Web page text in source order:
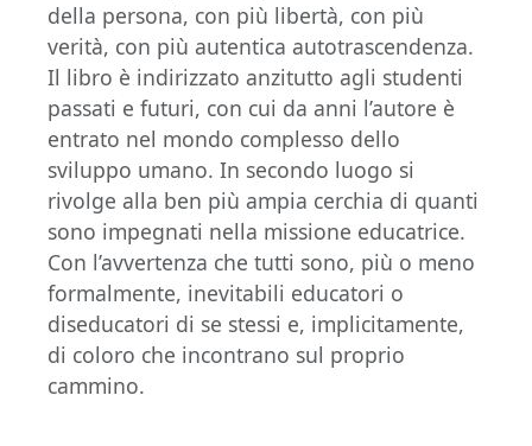
della persona, con più libertà, con più
verità, con più autentica autotrascendenza.
Il libro è indirizzato anzitutto agli studenti
passati e futuri, con cui da anni l’autore è
entrato nel mondo complesso dello
sviluppo umano. In secondo luogo si
rivolge alla ben più ampia cerchia di quanti
sono impegnati nella missione educatrice.
Con l’avvertenza che tutti sono, più o meno
formalmente, inevitabili educatori o
diseducatori di se stessi e, implicitamente,
di coloro che incontrano sul proprio
cammino.